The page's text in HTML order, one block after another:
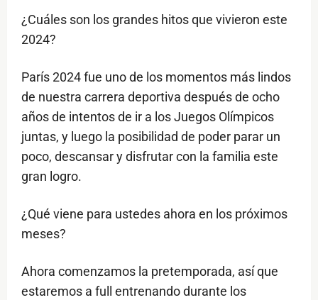
¿Cuáles son los grandes hitos que vivieron este
2024?
París 2024 fue uno de los momentos más lindos
de nuestra carrera deportiva después de ocho
años de intentos de ir a los Juegos Olímpicos
juntas, y luego la posibilidad de poder parar un
poco, descansar y disfrutar con la familia este
gran logro.
⁠¿Qué viene para ustedes ahora en los próximos
meses?
Ahora comenzamos la pretemporada, así que
estaremos a full entrenando durante los